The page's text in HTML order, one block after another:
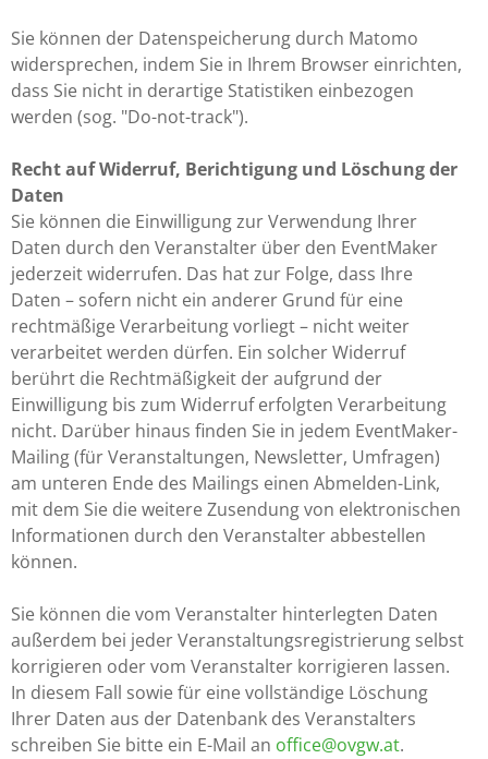
Sie können der Datenspeicherung durch Matomo
widersprechen, indem Sie in Ihrem Browser einrichten,
dass Sie nicht in derartige Statistiken einbezogen
werden (sog. "Do-not-track").
Recht auf Widerruf, Berichtigung und Löschung der
Daten
Sie können die Einwilligung zur Verwendung Ihrer
Daten durch den Veranstalter über den EventMaker
jederzeit widerrufen. Das hat zur Folge, dass Ihre
Daten – sofern nicht ein anderer Grund für eine
rechtmäßige Verarbeitung vorliegt – nicht weiter
verarbeitet werden dürfen. Ein solcher Widerruf
berührt die Rechtmäßigkeit der aufgrund der
Einwilligung bis zum Widerruf erfolgten Verarbeitung
nicht. Darüber hinaus finden Sie in jedem EventMaker-
Mailing (für Veranstaltungen, Newsletter, Umfragen)
am unteren Ende des Mailings einen Abmelden-Link,
mit dem Sie die weitere Zusendung von elektronischen
Informationen durch den Veranstalter abbestellen
können.
Sie können die vom Veranstalter hinterlegten Daten
außerdem bei jeder Veranstaltungsregistrierung selbst
korrigieren oder vom Veranstalter korrigieren lassen.
In diesem Fall sowie für eine vollständige Löschung
Ihrer Daten aus der Datenbank des Veranstalters
schreiben Sie bitte ein E-Mail an office@ovgw.at.